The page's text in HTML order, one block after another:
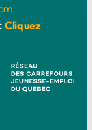
Cliquez